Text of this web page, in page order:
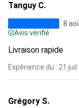
Tanguy C.
8
Avis vérifié
Livraison rapide
Expérience du : 21
Grégory S.